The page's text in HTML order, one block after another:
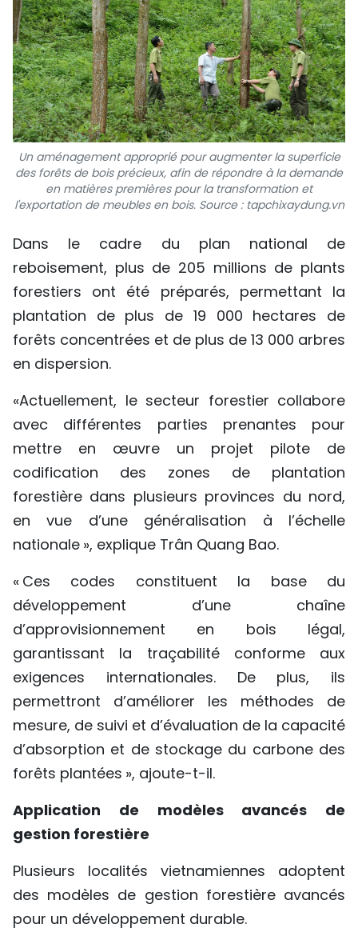
Un aménagement approprié pour augmenter la superficie
des forêts de bois précieux, afin de répondre à la demande
en matières premières pour la transformation et
l'exportation de meubles en bois. Source : tapchixaydung.vn
Dans le cadre du plan national de
reboisement, plus de 205 millions de plants
forestiers ont été préparés, permettant la
plantation de plus de 19 000 hectares de
forêts concentrées et de plus de 13 000 arbres
en dispersion.
«Actuellement, le secteur forestier collabore
avec différentes parties prenantes pour
mettre en œuvre un projet pilote de
codification des zones de plantation
forestière dans plusieurs provinces du nord,
en vue d’une généralisation à l’échelle
nationale », explique Trân Quang Bao.
« Ces codes constituent la base du
développement d’une chaîne
d’approvisionnement en bois légal,
garantissant la traçabilité conforme aux
exigences internationales. De plus, ils
permettront d’améliorer les méthodes de
mesure, de suivi et d’évaluation de la capacité
d’absorption et de stockage du carbone des
forêts plantées », ajoute-t-il.
Application de modèles avancés de
gestion forestière
Plusieurs localités vietnamiennes adoptent
des modèles de gestion forestière avancés
pour un développement durable.